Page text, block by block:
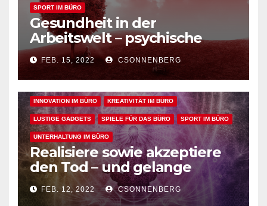
SPORT IM BÜRO
Gesundheit in der
Arbeitswelt – psychische
sowie geistige, körperliche
und seelische Gesundheit
bei der Arbeit fördern
FEB. 15, 2022 CSONNENBERG
ALLGEMEIN ARBEITSFLOW BÜRO GADGETS
BÜRO GADGETS FÜR FRAUEN BÜRO GADGETS FÜR MÄNNER
EFFIZIENZ & PRODUKTIVITÄT IM BÜRO
INNOVATION IM BÜRO KREATIVITÄT IM BÜRO
LUSTIGE GADGETS SPIELE FÜR DAS BÜRO SPORT IM BÜRO
UNTERHALTUNG IM BÜRO
Realisiere sowie akzeptiere
den Tod – und gelange
dadurch in den perfekten
Arbeitsflow
FEB. 12, 2022 CSONNENBERG